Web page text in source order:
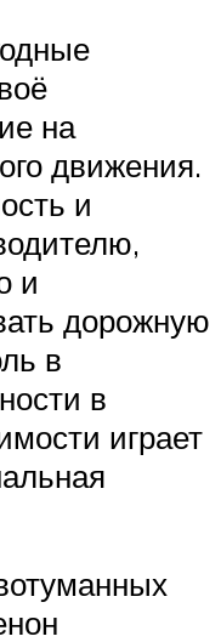
на
движения.
и
и
дорожную
в
в
играет